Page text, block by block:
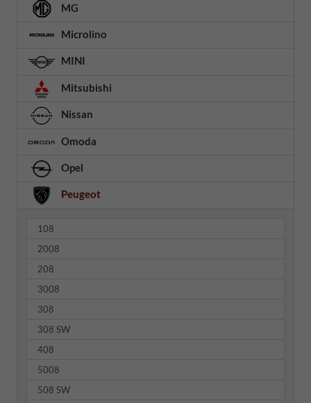
MG
Microlino
MINI
Mitsubishi
Nissan
Omoda
Opel
Peugeot
108
2008
208
3008
308
308 SW
408
5008
508 SW